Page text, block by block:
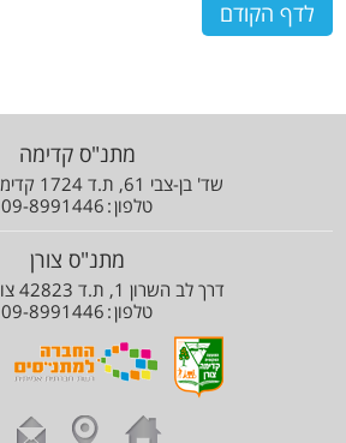
לדף הקודם
מתנ"ס קדימה
שד' בן-צבי 61, ת.ד 1724 קדימה 60920
טלפון 09-8991446
מתנ"ס צורן
דרך לב השרון 1, ת.ד 42823 צורן 42823
טלפון 09-8991446